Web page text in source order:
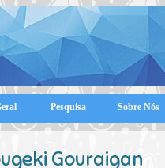
Pesquisa Sobre Nós
Gouraigan